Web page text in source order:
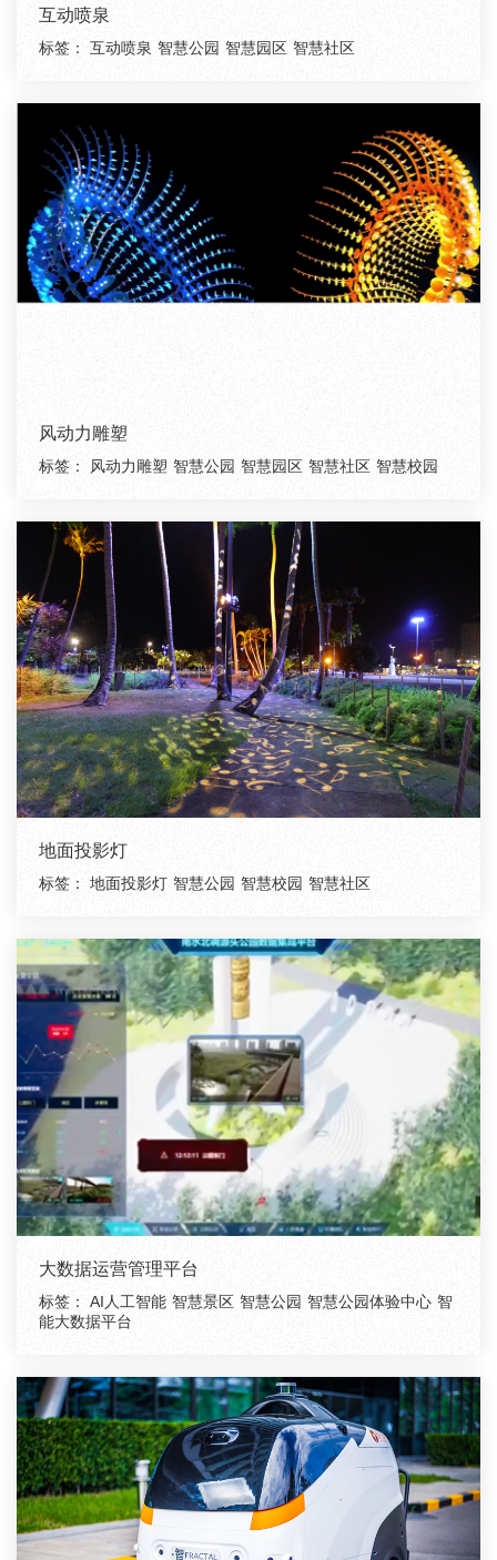
互动喷泉
标签： 互动喷泉 智慧公园 智慧园区 智慧社区
风动力雕塑
标签： 风动力雕塑 智慧公园 智慧园区 智慧社区 智慧校园
地面投影灯
标签： 地面投影灯 智慧公园 智慧校园 智慧社区
大数据运营管理平台
标签： AI人工智能 智慧景区 智慧公园 智慧公园体验中心 智
能大数据平台